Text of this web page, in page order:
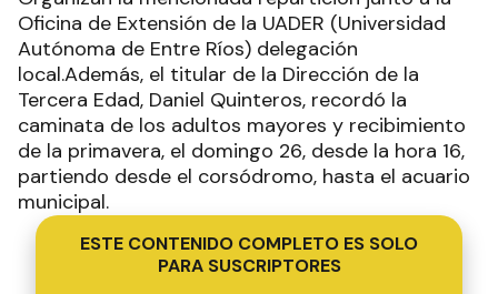
Oficina de Extensión de la UADER (Universidad
Autónoma de Entre Ríos) delegación
local.Además, el titular de la Dirección de la
Tercera Edad, Daniel Quinteros, recordó la
caminata de los adultos mayores y recibimiento
de la primavera, el domingo 26, desde la hora 16,
partiendo desde el corsódromo, hasta el acuario
municipal.
ESTE CONTENIDO COMPLETO ES SOLO
PARA SUSCRIPTORES